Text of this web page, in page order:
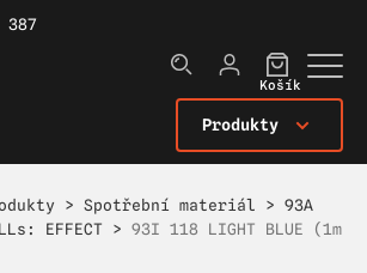
387
Produkty
Košík
>Spotřební materiál >93A
EFFECT >93I 118 LIGHT BLUE (1m